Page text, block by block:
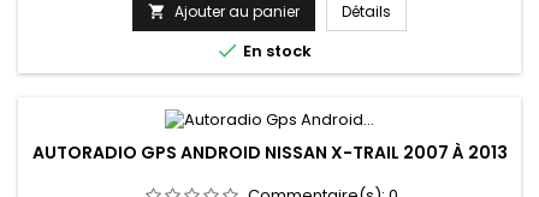
 Ajouter au panier Détails
 En stock
AUTORADIO GPS ANDROID NISSAN X-TRAIL 2007 À 2013